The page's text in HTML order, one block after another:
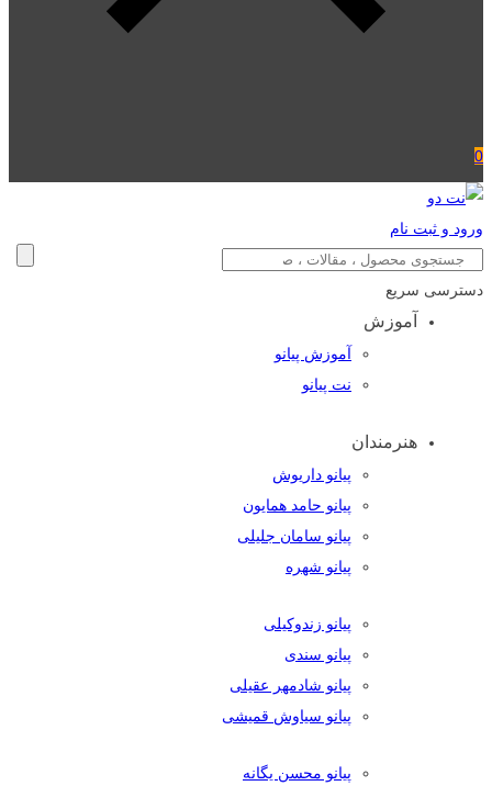
0
ورود و ثبت نام
دسترسی سریع
آموزش
آموزش پیانو
نت پیانو
هنرمندان
پیانو داریوش
پیانو حامد همایون
پیانو سامان جلیلی
پیانو شهره
پیانو زندوکیلی
پیانو سندی
پیانو شادمهر عقیلی
پیانو سیاوش قمیشی
پیانو محسن یگانه